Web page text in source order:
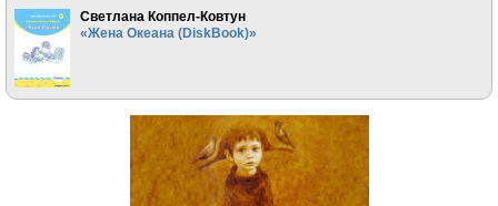
Светлана Коппел-Ковтун
«Жена Океана (DiskBook)»